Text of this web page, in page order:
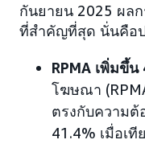
กันยายน 2025 ผล
ที่สำคัญที่สุด นั่นคือ
RPMA เพิ่มขึ้น
โฆษณา
ตรงกับความต้
41.4% เมื่อเ